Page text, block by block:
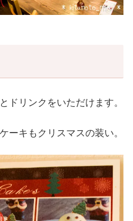
ドリンクをいただけます。
ーキもクリスマスの装い。